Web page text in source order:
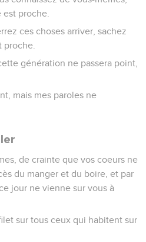
proche.
ces choses arriver, sachez
proche.
génération ne passera point,
mais mes paroles ne
de crainte que vos coeurs ne
du manger et du boire, et par
jour ne vienne sur vous à
sur tous ceux qui habitent sur